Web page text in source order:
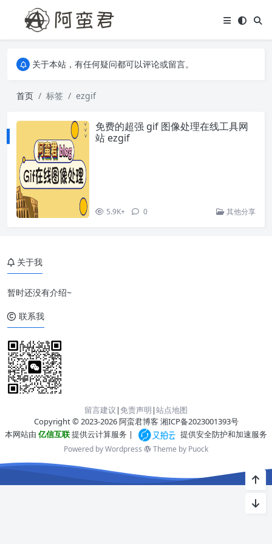
关于本站，有任何疑问都可以评论或留言。
关于本站，有任何疑问都可以评论或留言。
首页
标签 ezgif
免费的超强 gif 图像处理在线工具网
站 ezgif
5.9K+ 0 其他分享
关于我
暂时还没有介绍~
联系我
留言建议 |免责声明 |站点地图
Copyright © 2023-2026 阿蛮君博客 湘ICP备2023001393号
本网站由 亿信互联提供云计算服务 | 提供安全防护和加速服务
Powered by Wordpress Theme by Puock